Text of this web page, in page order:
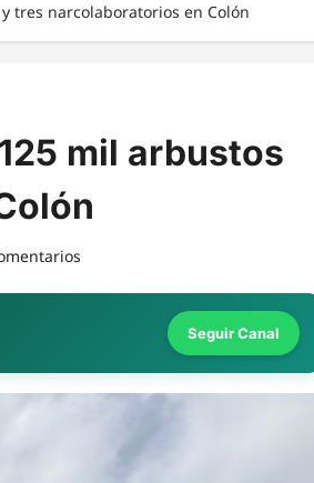
tres narcolaboratorios en Colón
mil arbustos
Seguir Canal